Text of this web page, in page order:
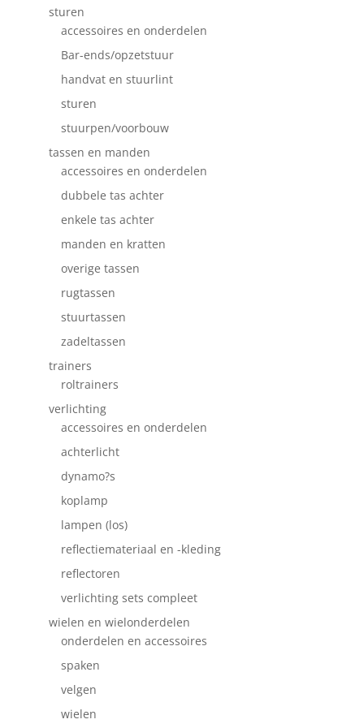
sturen
accessoires en onderdelen
Bar-ends/opzetstuur
handvat en stuurlint
sturen
stuurpen/voorbouw
tassen en manden
accessoires en onderdelen
dubbele tas achter
enkele tas achter
manden en kratten
overige tassen
rugtassen
stuurtassen
zadeltassen
trainers
roltrainers
verlichting
accessoires en onderdelen
achterlicht
dynamo?s
koplamp
lampen (los)
reflectiemateriaal en -kleding
reflectoren
verlichting sets compleet
wielen en wielonderdelen
onderdelen en accessoires
spaken
velgen
wielen